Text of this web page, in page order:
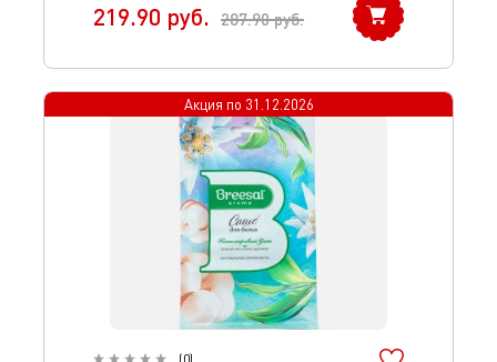
219.90 руб. 287.90руб.
Акция по 31.12.2026
(0)